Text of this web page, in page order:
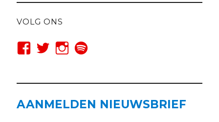
VOLG ONS
AANMELDEN NIEUWSBRIEF